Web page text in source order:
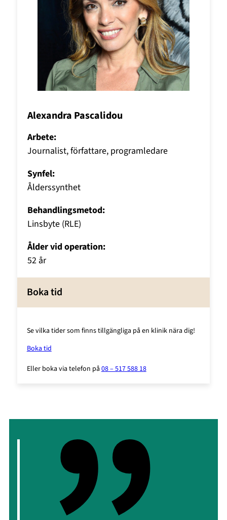
Alexandra Pascalidou
Arbete:
Journalist, författare, programledare
Synfel:
Ålderssynthet
Behandlingsmetod:
Linsbyte (RLE)
Ålder vid operation:
52 år
Boka tid
Se vilka tider som finns tillgängliga på en klinik nära dig!
Boka tid
Eller boka via telefon på 08 – 517 588 18